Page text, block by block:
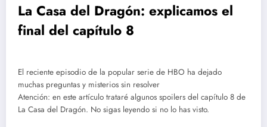
La Casa del Dragón: explicamos el
final del capítulo 8
El reciente episodio de la popular serie de HBO ha dejado
muchas preguntas y misterios sin resolver
Atención: en este artículo trataré algunos spoilers del capítulo 8 de
La Casa del Dragón. No sigas leyendo si no lo has visto.